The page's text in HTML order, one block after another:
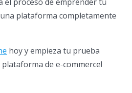
plataforma completamente
hoy y empieza tu prueba
de e-commerce!